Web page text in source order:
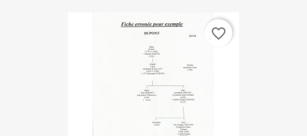
favorite_border